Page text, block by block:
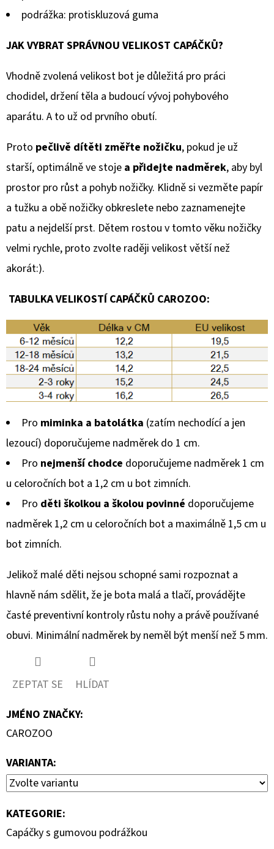
podrážka: protiskluzová guma
JAK VYBRAT SPRÁVNOU VELIKOST CAPÁČKŮ?
Vhodně zvolená velikost bot je důležitá pro práci
chodidel, držení těla a budoucí vývoj pohybového
aparátu. A to už od prvního obutí.
Proto pečlivě dítěti změřte nožičku, pokud je už
starší, optimálně ve stoje a přidejte nadměrek, aby byl
prostor pro růst a pohyb nožičky. Klidně si vezměte papír
a tužku a obě nožičky obkreslete nebo zaznamenejte
patu a nejdelší prst. Dětem rostou v tomto věku nožičky
velmi rychle, proto zvolte raději velikost větší než
akorát:).
TABULKA VELIKOSTÍ CAPÁČKŮ CAROZOO:
Pro miminka a batolátka (zatím nechodící a jen
lezoucí) doporučujeme nadměrek do 1 cm.
Pro nejmenší chodce doporučujeme nadměrek 1 cm
u celoročních bot a 1,2 cm u bot zimních.
Pro děti školkou a školou povinné doporučujeme
nadměrek 1,2 cm u celoročních bot a maximálně 1,5 cm u
bot zimních.
Jelikož malé děti nejsou schopné sami rozpoznat a
hlavně nám sdělit, že je bota malá a tlačí, provádějte
časté preventivní kontroly růstu nohy a právě používané
obuvi. Minimální nadměrek by neměl být menší než 5 mm.
ZEPTAT SE
HLÍDAT
JMÉNO ZNAČKY:
CAROZOO
VARIANTA:
KATEGORIE:
Capáčky s gumovou podrážkou